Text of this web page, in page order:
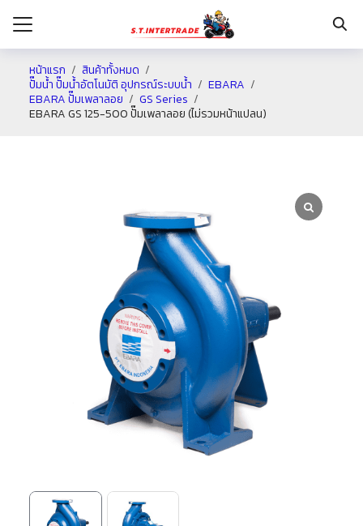
หน้าแรก
สินค้าทั้งหมด
ปั๊มน้ำ ปั๊มน้ำอัตโนมัติ อุปกรณ์ระบบน้ำ
EBARA
EBARA ปั๊มเพลาลอย
GS Series
EBARA GS 125-500 ปั๊มเพลาลอย (ไม่รวมหน้าแปลน)